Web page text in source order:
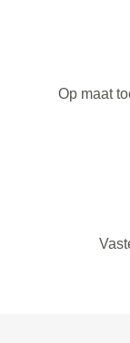
Op maat